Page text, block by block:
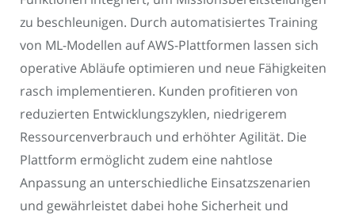
zu beschleunigen. Durch automatisiertes Training
von ML-Modellen auf AWS-Plattformen lassen sich
operative Abläufe optimieren und neue Fähigkeiten
rasch implementieren. Kunden profitieren von
reduzierten Entwicklungszyklen, niedrigerem
Ressourcenverbrauch und erhöhter Agilität. Die
Plattform ermöglicht zudem eine nahtlose
Anpassung an unterschiedliche Einsatzszenarien
und gewährleistet dabei hohe Sicherheit und